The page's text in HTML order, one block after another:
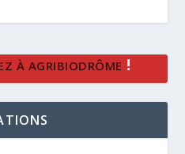
À AGRIBIODRÔME !